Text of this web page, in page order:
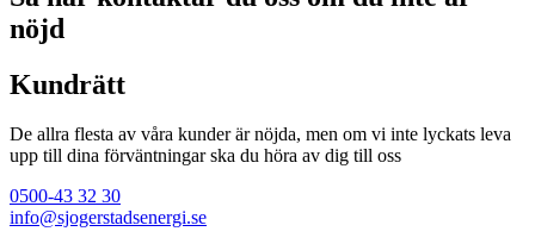
nöjd
Kundrätt
De allra flesta av våra kunder är nöjda, men om vi inte lyckats leva
upp till dina förväntningar ska du höra av dig till oss
0500-43 32 30
info@sjogerstadsenergi.se